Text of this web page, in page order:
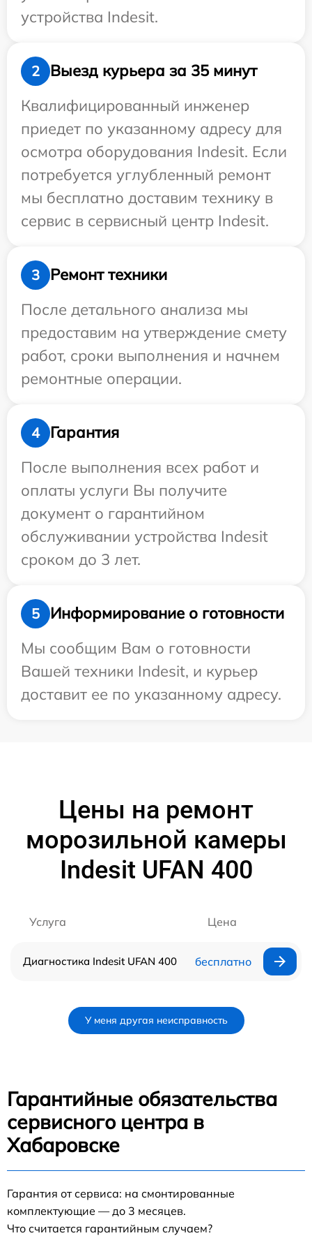
устройства Indesit.
2
Выезд курьера за 35 минут
Квалифицированный инженер
приедет по указанному адресу для
осмотра оборудования Indesit. Если
потребуется углубленный ремонт
мы бесплатно доставим технику в
сервис в сервисный центр Indesit.
3
Ремонт техники
После детального анализа мы
предоставим на утверждение смету
работ, сроки выполнения и начнем
ремонтные операции.
4
Гарантия
После выполнения всех работ и
оплаты услуги Вы получите
документ о гарантийном
обслуживании устройства Indesit
сроком до 3 лет.
5
Информирование о готовности
Мы сообщим Вам о готовности
Вашей техники Indesit, и курьер
доставит ее по указанному адресу.
Цены на ремонт
морозильной камеры
Indesit UFAN 400
Услуга Цена
Диагностика Indesit UFAN 400 бесплатно
У меня другая неисправность
Гарантийные обязательства
сервисного центра в
Хабаровске
Гарантия от сервиса: на смонтированные
комплектующие — до 3 месяцев.
Что считается гарантийным случаем?